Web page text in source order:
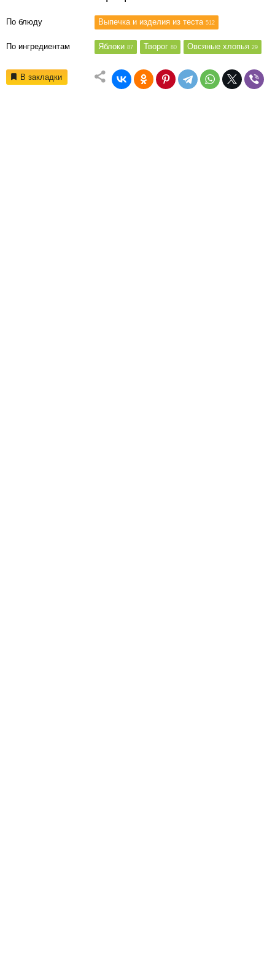
По блюду Выпечка и изделия из теста 512
По ингредиентам Яблоки 87 Творог 80 Овсяные хлопья 29
В закладки